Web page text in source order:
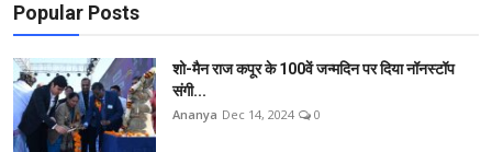
Popular Posts
शो-मैन राज कपूर के 100वें जन्मदिन पर दिया नॉनस्टॉप
संगी...
Ananya Dec 14, 2024 0